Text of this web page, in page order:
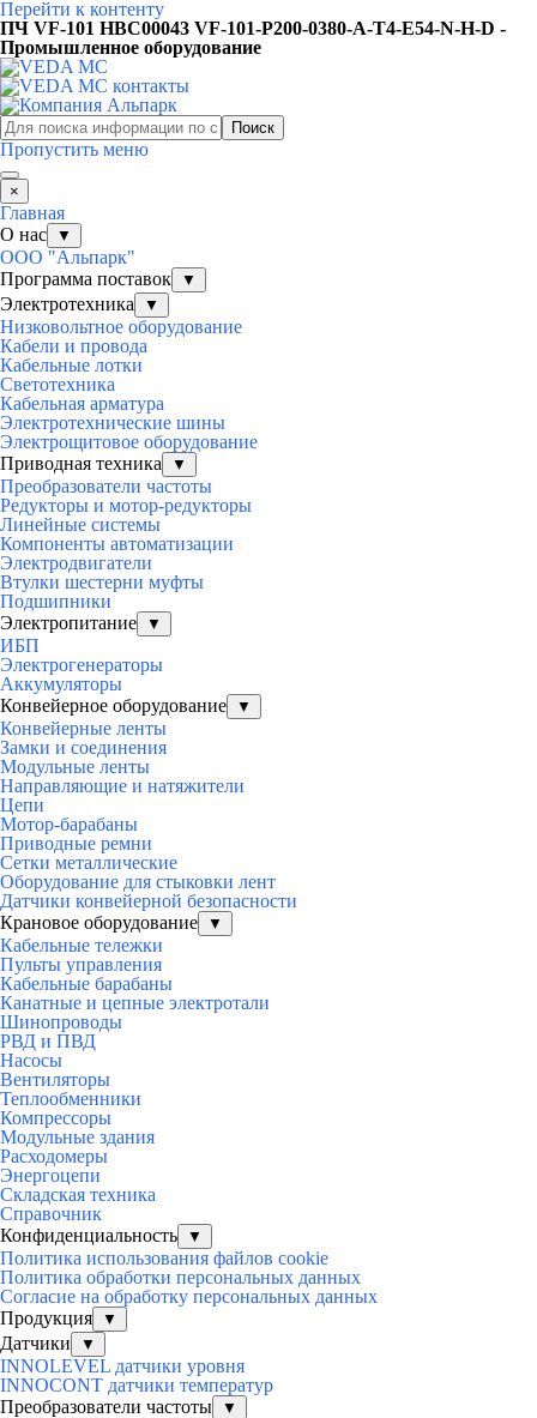
Перейти к контенту
ПЧ VF-101 HBC00043 VF-101-P200-0380-A-T4-E54-N-H-D -
Промышленное оборудование
Поиск
Пропустить меню
×
Главная
О нас
▼
ООО "Альпарк"
Программа поставок
▼
Электротехника ▼
Низковольтное оборудование
Кабели и провода
Кабельные лотки
Светотехника
Кабельная арматура
Электротехнические шины
Электрощитовое оборудование
Приводная техника
▼
Преобразователи частоты
Редукторы и мотор-редукторы
Линейные системы
Компоненты автоматизации
Электродвигатели
Втулки шестерни муфты
Подшипники
Электропитание
▼
ИБП
Электрогенераторы
Аккумуляторы
Конвейерное оборудование
▼
Конвейерные ленты
Замки и соединения
Модульные ленты
Направляющие и натяжители
Цепи
Мотор-барабаны
Приводные ремни
Сетки металлические
Оборудование для стыковки лент
Датчики конвейерной безопасности
Крановое оборудование
▼
Кабельные тележки
Пульты управления
Кабельные барабаны
Канатные и цепные электротали
Шинопроводы
РВД и ПВД
Насосы
Вентиляторы
Теплообменники
Компрессоры
Модульные здания
Расходомеры
Энергоцепи
Складская техника
Справочник
Конфиденциальность
▼
Политика использования файлов cookie
Политика обработки персональных данных
Согласие на обработку персональных данных
Продукция
▼
Датчики ▼
INNOLEVEL датчики уровня
INNOCONT датчики температур
Преобразователи частоты
▼